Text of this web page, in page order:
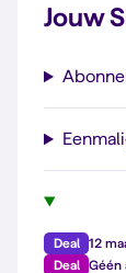
Jouw
Deal
12
Deal
Géén